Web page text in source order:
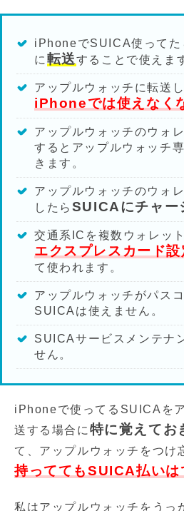
iPhoneでSUICA使ってた
に 転送することで使えま
アップルウォッチに転送
iPhoneでは使えなく
アップルウォッチのウォ
するとアップルウォッチ
きます。
アップルウォッチのウォ
したら SUICAにチャー
交通系ICを複数ウォレッ
エクスプレスカード設
て使われます。
アップルウォッチがパス
SUICAは使えません。
SUICAサービスメンテナ
せん。
iPhoneで使ってるSUICAを
送する場合に 特に覚えてお
て、アップルウォッチをつけ
持っててもSUICA払いは
私はアップルウォッチをうっ